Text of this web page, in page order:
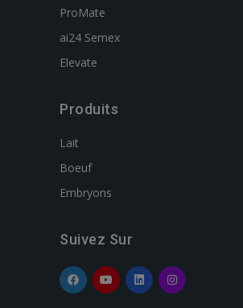
ProMate
ai24 Semex
Elevate
Produits
Lait
Boeuf
Embryons
Suivez Sur